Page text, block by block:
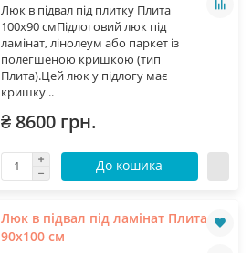
Люк в підвал під плитку Плита
100х90 смПідлоговий люк під
ламінат, лінолеум або паркет із
полегшеною кришкою (тип
Плита).Цей люк у підлогу має
кришку ..
₴ 8600 грн.
До кошика
Люк в підвал під ламінат Плита
90х100 см